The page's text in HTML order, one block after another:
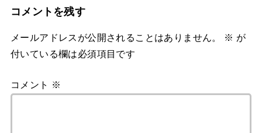
コメントを残す
メールアドレスが公開されることはありません。 ※ が
付いている欄は必須項目です
コメント ※